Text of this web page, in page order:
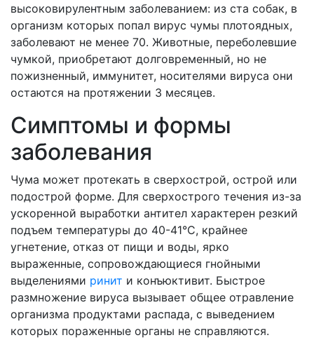
высоковирулентным заболеванием: из ста собак, в
организм которых попал вирус чумы плотоядных,
заболевают не менее 70. Животные, переболевшие
чумкой, приобретают долговременный, но не
пожизненный, иммунитет, носителями вируса они
остаются на протяжении 3 месяцев.
Симптомы и формы
заболевания
Чума может протекать в сверхострой, острой или
подострой форме. Для сверхострого течения из-за
ускоренной выработки антител характерен резкий
подъем температуры до 40-41°С, крайнее
угнетение, отказ от пищи и воды, ярко
выраженные, сопровождающиеся гнойными
выделениями ринит и конъюктивит. Быстрое
размножение вируса вызывает общее отравление
организма продуктами распада, с выведением
которых пораженные органы не справляются.